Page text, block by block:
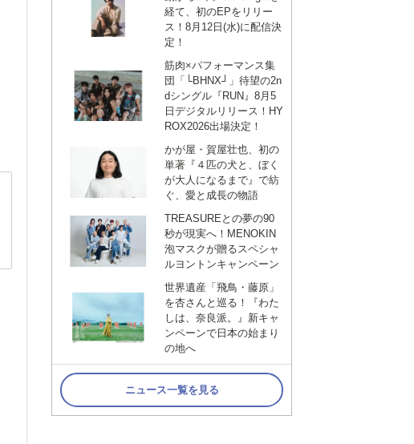
経て、初のEPをリリー
ス！8月12日(水)に配信決
定！
筋肉×パフォーマンス集
団「└BHNX┘」待望の2n
dシングル『RUN』8月5
日デジタルリリース！HY
ROX2026出場決定！
かが屋・賀屋壮也、初の
単著『４匹の犬と、ぼく
が大人になるまで』で紡
ぐ、愛と成長の物語
TREASUREとの夢の90
秒が現実へ！MENOKIN
泡マスクが贈るスペシャ
ルヨントンキャンペーン
世界遺産「飛鳥・藤原」
を杏さんと巡る！『わた
しは、奈良派。』新キャ
ンペーンで日本の始まり
の地へ
ニュース一覧を見る